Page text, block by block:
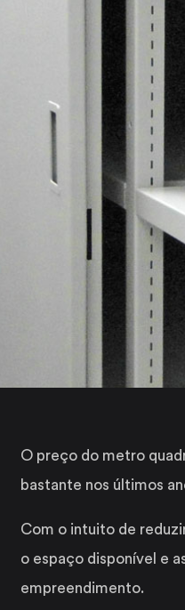
O preço do metro
bastante nos últimos
Com o intuito de
o espaço disponível e
empreendimento.